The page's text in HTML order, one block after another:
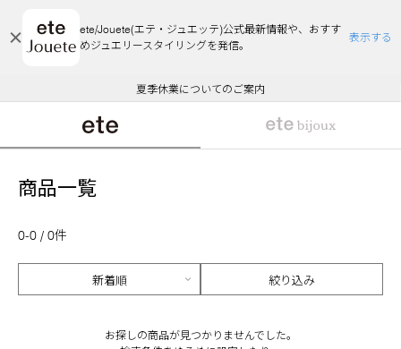
ete/Jouete(エテ・ジュエッテ)公式最新情報や、おすす
めジュエリースタイリングを発信。
表示する
エコラッピング及びエコポイント付与のご案内
ご注文いただいたお品物のお届け状況について
夏季休業についてのご案内
WEB Limited Items >>
採用のご案内
悪質な偽サイトにご注意ください
エコラッピング及びエコポイント付与のご案内
ご注文いただいたお品物のお届け状況について
商品一覧
0-0 / 0件
絞り込み
お探しの商品が見つかりませんでした。